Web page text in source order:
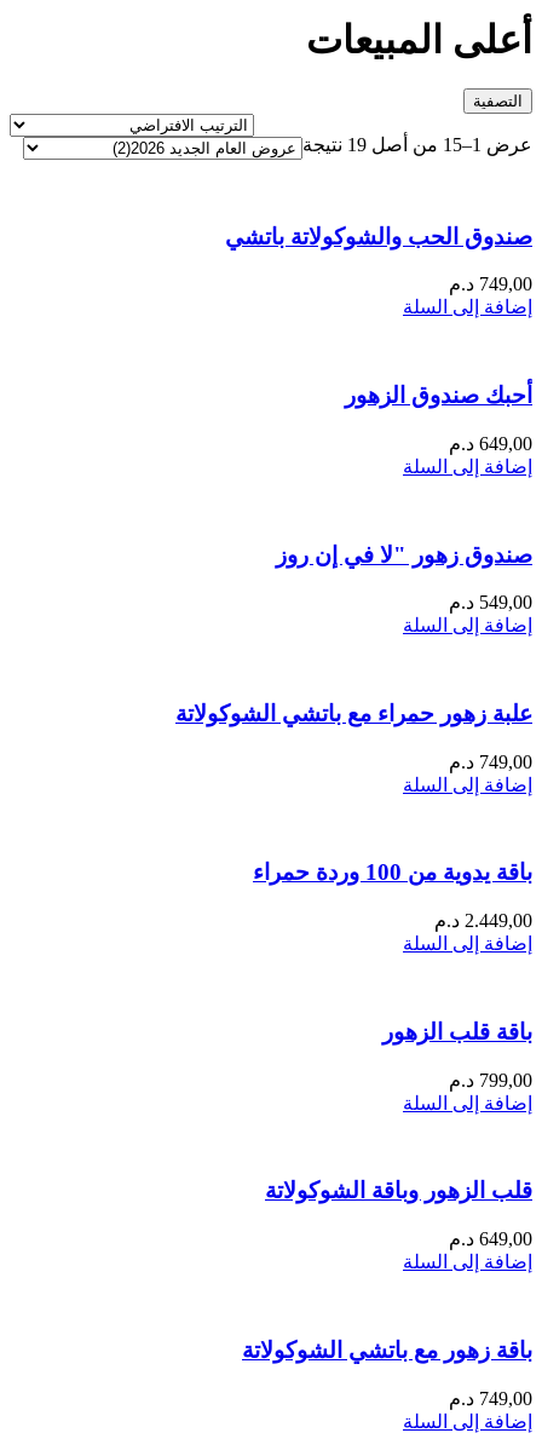
أعلى المبيعات
التصفية
عرض 1–15 من أصل 19 نتيجة
صندوق الحب والشوكولاتة باتشي
749,00 د.م
إضافة إلى السلة
أحبك صندوق الزهور
649,00 د.م
إضافة إلى السلة
صندوق زهور "لا في إن روز
549,00 د.م
إضافة إلى السلة
علبة زهور حمراء مع باتشي الشوكولاتة
749,00 د.م
إضافة إلى السلة
باقة يدوية من 100 وردة حمراء
2.449,00 د.م
إضافة إلى السلة
باقة قلب الزهور
799,00 د.م
إضافة إلى السلة
قلب الزهور وباقة الشوكولاتة
649,00 د.م
إضافة إلى السلة
باقة زهور مع باتشي الشوكولاتة
749,00 د.م
إضافة إلى السلة